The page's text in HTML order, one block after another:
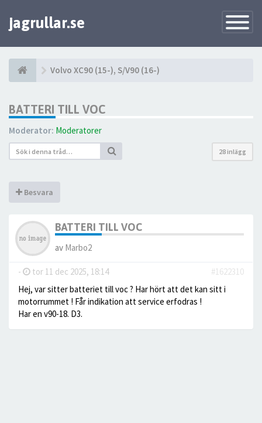
Toggle
jagrullar.se
Volvo XC90 (15-), S/V90 (16-)
BATTERI TILL VOC
Moderator: Moderatorer
28 inlägg
Besvara
BATTERI TILL VOC
av Marbo2
- tor 11 dec 2025, 18:14
#1622310
Hej, var sitter batteriet till voc ? Har hört att det kan sitt i
motorrummet ! Får indikation att service erfodras !
Har en v90-18. D3.